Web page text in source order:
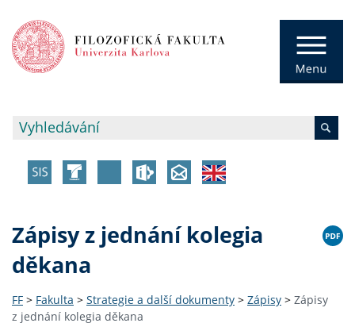
Zápisy z jednání kolegia
děkana
FF > Fakulta > Strategie a další dokumenty > Zápisy > Zápisy
z jednání kolegia děkana